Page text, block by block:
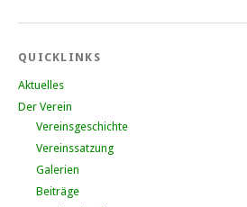
QUICKLINKS
Aktuelles
Der Verein
Vereinsgeschichte
Vereinssatzung
Galerien
Beiträge